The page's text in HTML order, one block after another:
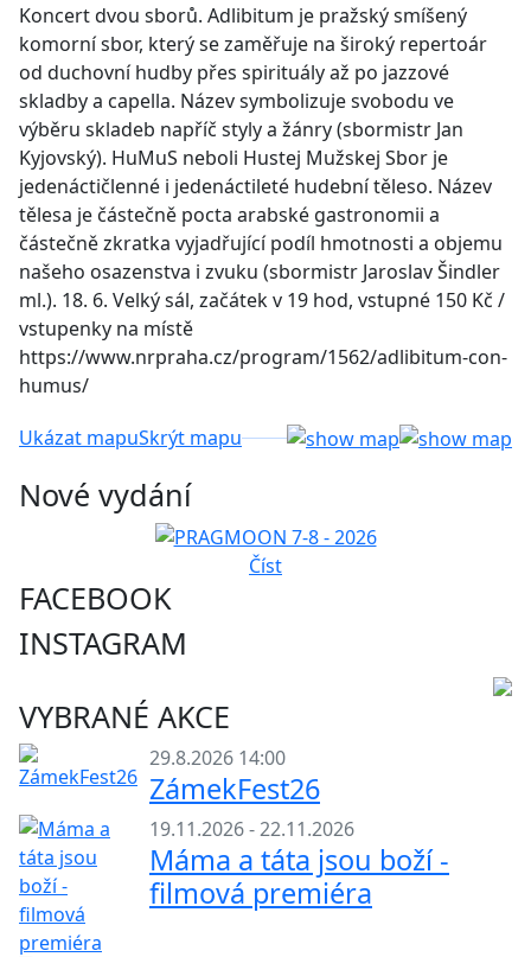
Koncert dvou sborů. Adlibitum je pražský smíšený
komorní sbor, který se zaměřuje na široký repertoár
od duchovní hudby přes spirituály až po jazzové
skladby a capella. Název symbolizuje svobodu ve
výběru skladeb napříč styly a žánry (sbormistr Jan
Kyjovský). HuMuS neboli Hustej Mužskej Sbor je
jedenáctičlenné i jedenáctileté hudební těleso. Název
tělesa je částečně pocta arabské gastronomii a
částečně zkratka vyjadřující podíl hmotnosti a objemu
našeho osazenstva i zvuku (sbormistr Jaroslav Šindler
ml.). 18. 6. Velký sál, začátek v 19 hod, vstupné 150 Kč /
vstupenky na místě
https://www.nrpraha.cz/program/1562/adlibitum-con-
humus/
Ukázat mapuSkrýt mapu
Nové vydání
Číst
FACEBOOK
INSTAGRAM
VYBRANÉ AKCE
29.8.2026 14:00
ZámekFest26
19.11.2026 - 22.11.2026
Máma a táta jsou boží -
filmová premiéra